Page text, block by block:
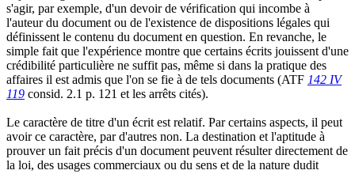
s'agir, par exemple, d'un devoir de vérification qui incombe à
l'auteur du document ou de l'existence de dispositions légales qui
définissent le contenu du document en question. En revanche, le
simple fait que l'expérience montre que certains écrits jouissent d'une
crédibilité particulière ne suffit pas, même si dans la pratique des
affaires il est admis que l'on se fie à de tels documents (ATF 142 IV
119 consid. 2.1 p. 121 et les arrêts cités).
Le caractère de titre d'un écrit est relatif. Par certains aspects, il peut
avoir ce caractère, par d'autres non. La destination et l'aptitude à
prouver un fait précis d'un document peuvent résulter directement de
la loi, des usages commerciaux ou du sens et de la nature dudit